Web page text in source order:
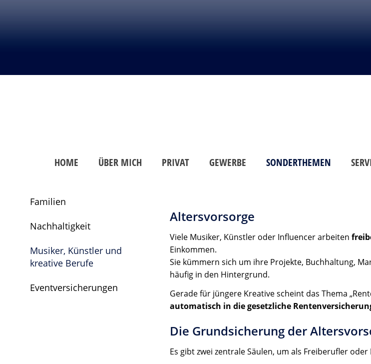
HOME ÜBER MICH PRIVAT GEWERBE SONDERTHEMEN
Familien
Nachhaltigkeit
Musiker, Künstler und
kreative Berufe
Eventversicherungen
Altersvorsorge
Viele Musiker, Künstler oder Influencer arbeiten
Einkommen.
Sie kümmern sich um ihre Projekte, Buchhaltung,
häufig in den Hintergrund.
Gerade für jüngere Kreative scheint das Thema
automatisch in die gesetzliche
Die Grundsicherung der
Es gibt zwei zentrale Säulen, um als Freiberufler